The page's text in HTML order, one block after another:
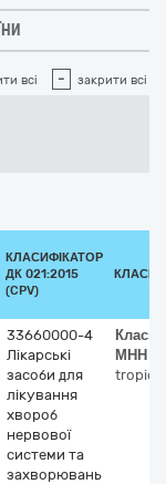
всі - закрити всі
КЛАСИФІКАТОР
ДК 021:2015
(CPV)
33660000-4
Лікарські
засоби для
лікування
хвороб
нервової
системи та
захворювань
МНН